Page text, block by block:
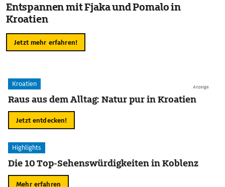
Entspannen mit Fjaka und Pomalo in
Kroatien
Jetzt mehr erfahren!
Anzeige
Kroatien
Raus aus dem Alltag: Natur pur in Kroatien
Jetzt entdecken!
Highlights
Die 10 Top-Sehenswürdigkeiten in Koblenz
Mehr erfahren